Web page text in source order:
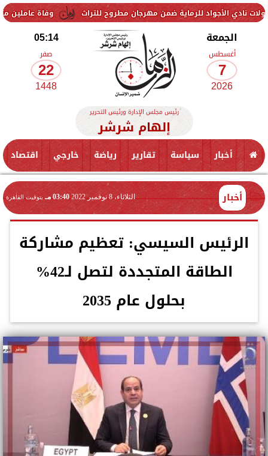
وفاة عاملين متأثرين للرماية ضمن مهرجان مطروح للتراث
الجمعة
أغسطس
7
2026
05:14
صفر
22
1448
رئيس مجلس الإدارة ورئيس التحرير
إلهام شرشر
أخبار سياسة تقارير رياضة خارجي اقتصاد
أخبار الثلاثاء، 8 نوفمبر 2022 03:40 مـ بتوقيت القاهرة
الرئيس السيسي: تعظيم مشاركة
الطاقة المتجددة لتصل لـ42%
بحلول عام 2035